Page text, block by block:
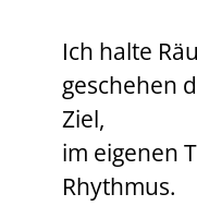
Ich halte
geschehen
Ziel,
im eigenen
Rhythmus.